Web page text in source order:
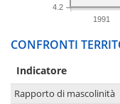
1991
4.2
CONFRONTI
Indicatore
Rapporto di mascolinità